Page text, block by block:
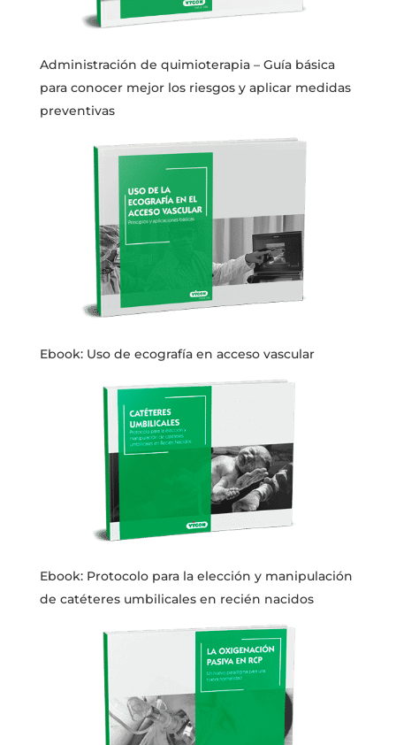
Administración de quimioterapia – Guía básica
para conocer mejor los riesgos y aplicar medidas
preventivas
Ebook: Uso de ecografía en acceso vascular
Ebook: Protocolo para la elección y manipulación
de catéteres umbilicales en recién nacidos